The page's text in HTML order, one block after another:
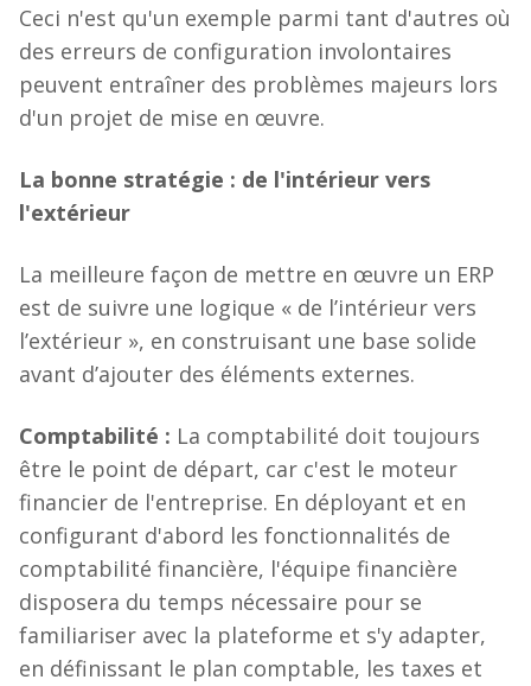
Ceci n'est qu'un exemple parmi tant d'autres où
des erreurs de configuration involontaires
peuvent entraîner des problèmes majeurs lors
d'un projet de mise en œuvre.
La bonne stratégie : de l'intérieur vers
l'extérieur
La meilleure façon de mettre en œuvre un ERP
est de suivre une logique « de l’intérieur vers
l’extérieur », en construisant une base solide
avant d’ajouter des éléments externes.
Comptabilité : La comptabilité doit toujours
être le point de départ, car c'est le moteur
financier de l'entreprise. En déployant et en
configurant d'abord les fonctionnalités de
comptabilité financière, l'équipe financière
disposera du temps nécessaire pour se
familiariser avec la plateforme et s'y adapter,
en définissant le plan comptable, les taxes et